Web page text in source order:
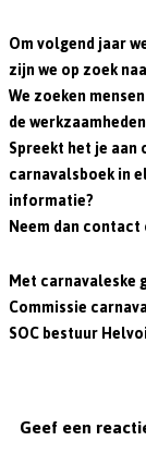
Om volgend jaar
zijn we op zoek
We zoeken
de
Spreekt het je aan
carnavalsboek in
informatie?
Neem dan contact
Met carnavaleske
Commissie
SOC bestuur
Geef een